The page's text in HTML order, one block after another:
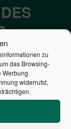
zu
das Browsing-
Werbung
widerrufst,